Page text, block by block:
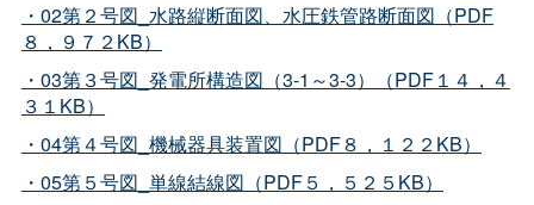
・02第２号図_水路縦断面図、水圧鉄管路断面図（PDF
８，９７２KB）
・03第３号図_発電所構造図（3-1～3-3）（PDF１４，４
３１KB）
・04第４号図_機械器具装置図（PDF８，１２２KB）
・05第５号図_単線結線図（PDF５，５２５KB）